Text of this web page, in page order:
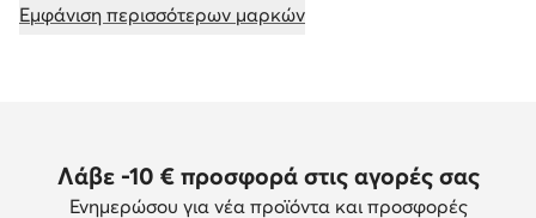
Εμφάνιση περισσότερων μαρκών
Λάβε -10 € προσφορά στις αγορές σας
Ενημερώσου για νέα προϊόντα και προσφορές